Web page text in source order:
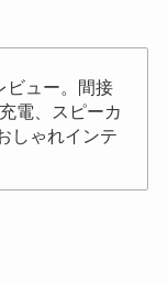
ビュー。間接
電、スピーカ
しゃれインテ